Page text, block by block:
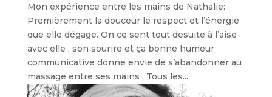
Mon expérience entre les mains de Nathalie:
Premièrement la douceur le respect et l’énergie
que elle dégage. On ce sent tout desuite à l’aise
avec elle , son sourire et ça bonne humeur
communicative donne envie de s’abandonner au
massage entre ses mains . Tous les...